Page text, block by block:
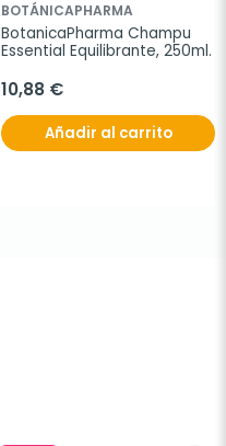
BOTÁNICAPHARMA
BotanicaPharma Champu
Essential Equilibrante, 250ml.
10,88 €
Añadir al carrito